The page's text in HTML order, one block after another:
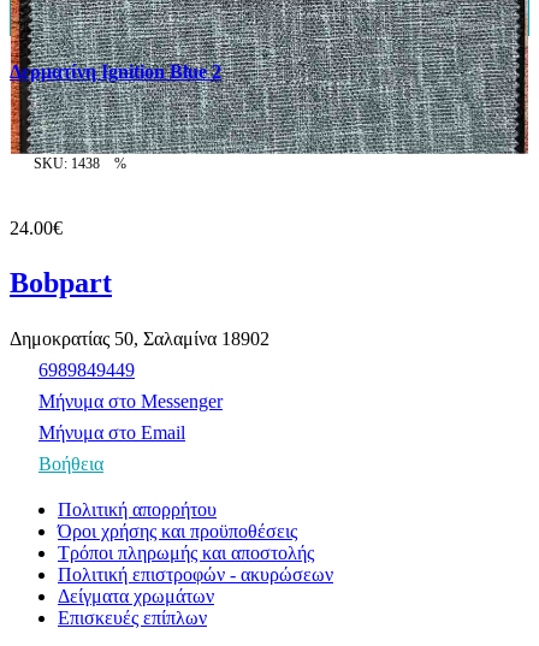
Δερματίνη Ignition Blue 2
SKU: 1438 %
24.00€
Bobpart
Δημοκρατίας 50, Σαλαμίνα 18902
6989849449
Μήνυμα στο Messenger
Μήνυμα στο Email
Βοήθεια
Πολιτική απορρήτου
Όροι χρήσης και προϋποθέσεις
Τρόποι πληρωμής και αποστολής
Πολιτική επιστροφών - ακυρώσεων
Δείγματα χρωμάτων
Επισκευές επίπλων